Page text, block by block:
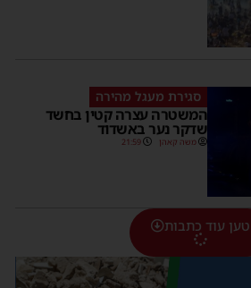
סגירת מעגל מהירה
המשטרה עצרה קטין בחשד
שדקר נער באשדוד
משה קאהן 21:59
טען עוד כתבות